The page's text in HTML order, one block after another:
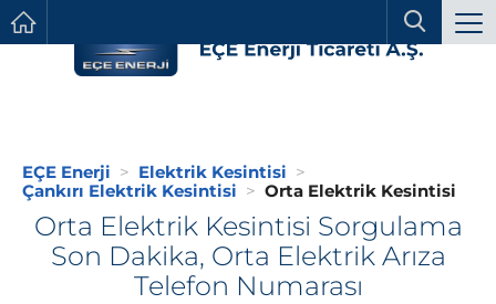
EÇE Enerji
Elektrik Kesintisi
Çankırı Elektrik Kesintisi
Orta Elektrik Kesintisi
Orta Elektrik Kesintisi Sorgulama
Son Dakika, Orta Elektrik Arıza
Telefon Numarası